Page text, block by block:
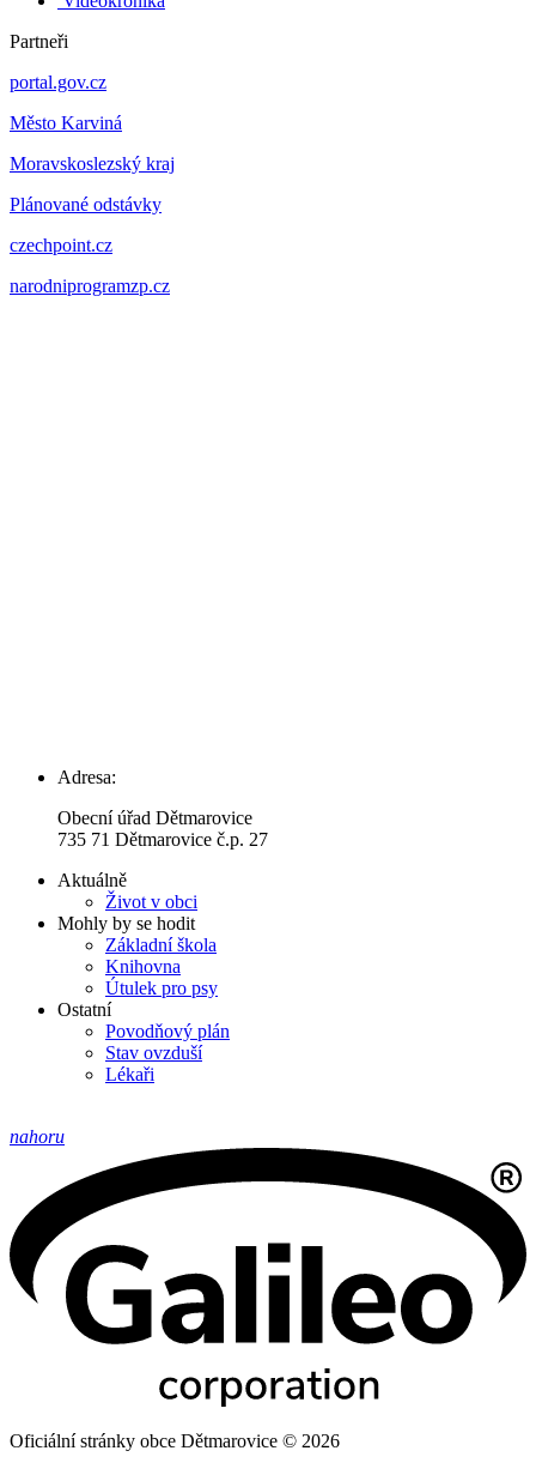
Partneři
portal.gov.cz
Město Karviná
Moravskoslezský kraj
Plánované odstávky
czechpoint.cz
narodniprogramzp.cz
Adresa:
Obecní úřad Dětmarovice
735 71 Dětmarovice č.p. 27
Aktuálně
Život v obci
Mohly by se hodit
Základní škola
Knihovna
Útulek pro psy
Ostatní
Povodňový plán
Stav ovzduší
Lékaři
nahoru
Oficiální stránky obce Dětmarovice © 2026